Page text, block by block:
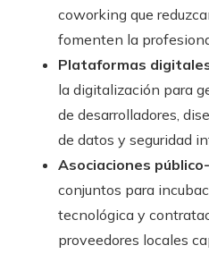
coworking que
fomenten la
Plataformas
la digitalización para
de desarrolladores,
de datos y seguridad
Asociaciones
conjuntos para
tecnológica y
proveedores locales